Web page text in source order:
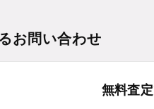
お問い合わせ
無料査